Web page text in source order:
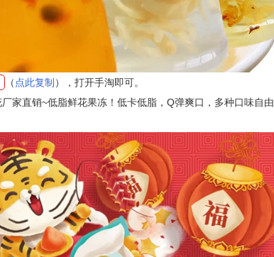
（ 点此复制 ），打开手淘即可。
家直销~低脂鲜花果冻！低卡低脂，Q弹爽口，多种口味自由